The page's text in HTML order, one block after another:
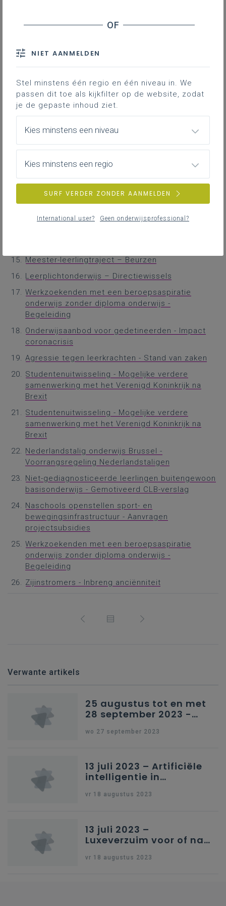
Verdeling middelen operatie Bijsprong
Digisprong in het lager onderwijs - Uitrol
Basisonderwijs - Niet-ingevulde lerarenuren
Secundair onderwijs - Niet-ingevulde lerarenuren
Limburg
Onderwijspersoneel - Fietsvergoeding
Onderwijspersoneel - Heirkracht
Leerkrachten basis- en secundair onderwijs -
Meester-leerlingtraject – Beurzen
Leerplichtonderwijs – Directiewissels
Werkzoekenden met een beroepsaspiratie
onderwijs zonder diploma onderwijs -
Begeleiding
Onderwijsaanbod voor gedetineerden - Impact
coronacrisis
Agressie tegen leerkrachten - Stand van zaken
Studentenuitwisseling - Mogelijke verdere
samenwerking met het Verenigd Koninkrijk na
Brexit
Studentenuitwisseling - Mogelijke verdere
samenwerking met het Verenigd Koninkrijk na
Brexit
Nederlandstalig onderwijs Brussel -
Voorrangsregeling Nederlandstaligen
Niet-gediagnosticeerde leerlingen buitengewoon
basisonderwijs - Gemotiveerd CLB-verslag
Naschools openstellen sport- en
bewegingsinfrastructuur - Aanvragen
projectsubsidies
Werkzoekenden met een beroepsaspiratie
onderwijs zonder diploma onderwijs -
Begeleiding
Zijinstromers - Inbreng anciënniteit
Verwante artikels
25 augustus tot en met
28 september 2023 -
wo 27 september 2023
13 juli 2023 – Artificiële
intelligentie in
vr 18 augustus 2023
13 juli 2023 –
Luxeverzuim voor of na
vr 18 augustus 2023
NIET AANMELDEN
Stel minstens één regio en één niveau in. We
passen dit toe als kijkfilter op de website, zodat
je de gepaste inhoud ziet.
Kies minstens een niveau
Kies minstens een regio
SURF VERDER ZONDER AANMELDEN
International user? Geen onderwijsprofessional?